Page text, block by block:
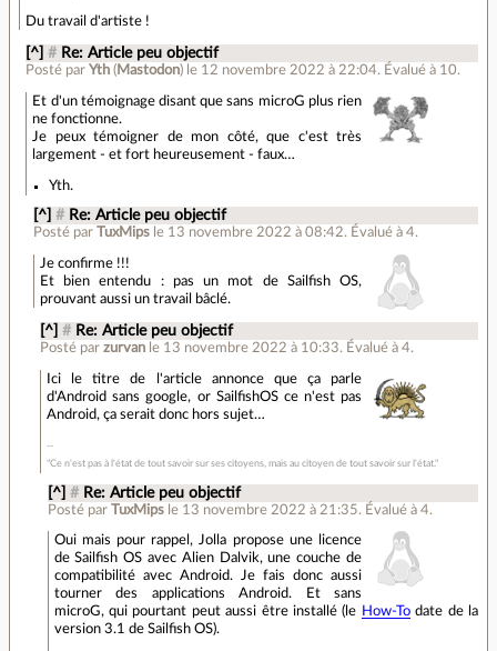
Du travail d'artiste !
[^] # Re: Article peu objectif
Posté parYth ( Mastodon) le 12 novembre 2022 à 22:04. Évalué à 10.
Et d'un témoignage disant que sans microG plus rien
ne fonctionne.
Je peux témoigner de mon côté, que c'est très
largement - et fort heureusement - faux…
Yth.
[^] # Re: Article peu objectif
Posté par TuxMips le 13 novembre 2022 à 08:42. Évalué à 4.
Je confirme !!!
Et bien entendu : pas un mot de Sailfish OS,
prouvant aussi un travail bâclé.
[^] # Re: Article peu objectif
Posté parzurvan le 13 novembre 2022 à 10:33. Évalué à4.
Ici le titre de l'article annonce que ça parle
d'Android sans google, or SailfishOS ce n'est pas
Android, ça serait donc hors sujet…
"Ce n'est pas à l'état de tout savoir sur ses citoyens, mais au citoyen de tout savoir sur l'état."
[^] # Re: Article peu objectif
Posté par TuxMips le 13 novembre 2022 à 21:35. Évalué à 4.
Oui mais pour rappel, Jolla propose une licence
de Sailfish OS avec Alien Dalvik, une couche de
compatibilité avec Android. Je fais donc aussi
tourner des applications Android. Et sans
microG, qui pourtant peut aussi être installé (le How-Todate de la
version 3.1 de Sailfish OS).